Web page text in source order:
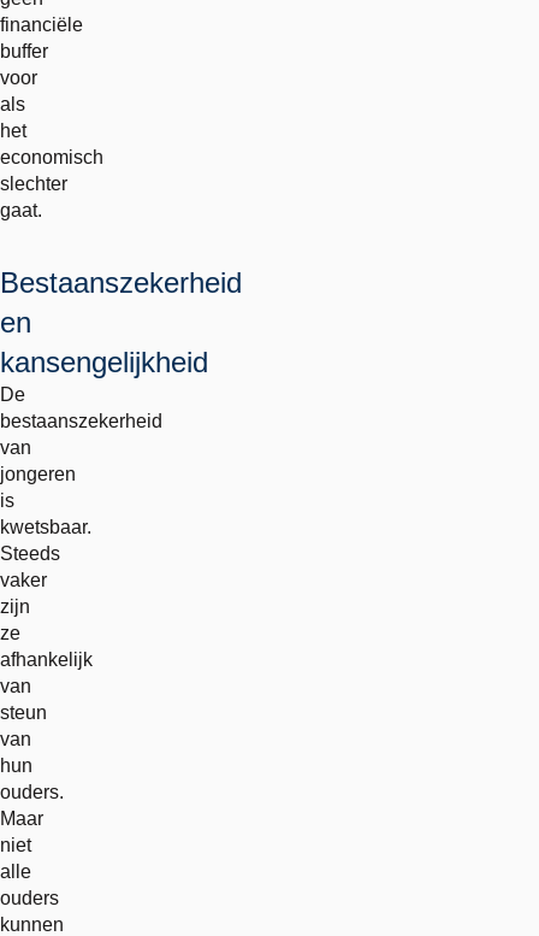
financiële
buffer
voor
als
het
economisch
slechter
gaat.
Bestaanszekerheid
en
kansengelijkheid
De
bestaanszekerheid
van
jongeren
is
kwetsbaar.
Steeds
vaker
zijn
ze
afhankelijk
van
steun
van
hun
ouders.
Maar
niet
alle
ouders
kunnen